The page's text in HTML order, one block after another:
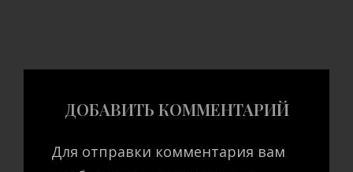
ДОБАВИТЬ КОММЕНТАРИЙ
Для отправки комментария вам